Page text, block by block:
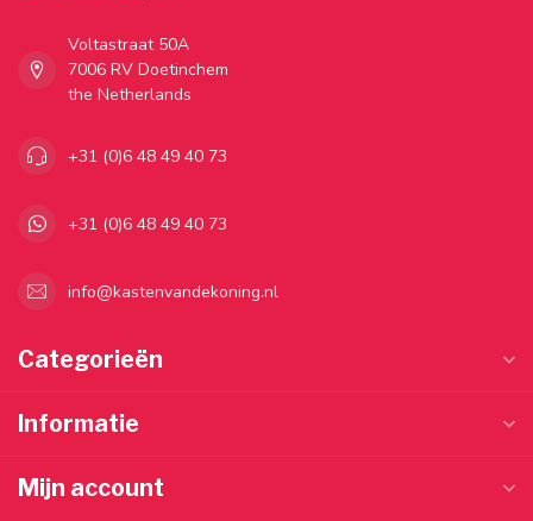
Voltastraat 50A
7006 RV Doetinchem
the Netherlands
+31 (0)6 48 49 40 73
+31 (0)6 48 49 40 73
info@kastenvandekoning.nl
Categorieën
Informatie
Mijn account